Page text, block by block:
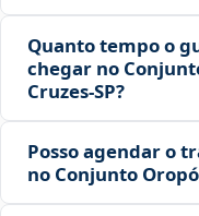
Quanto tempo o
chegar no
Cruzes‑SP?
Posso agendar o
no Conjunto